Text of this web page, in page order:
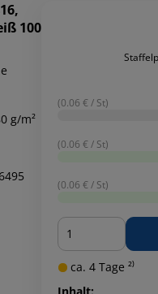
100
g/m²
(0.06 € / St)
(0.06 € / St)
(0.06 € / St)
Menge
ca. 4 Tage ²⁾
Inhalt: